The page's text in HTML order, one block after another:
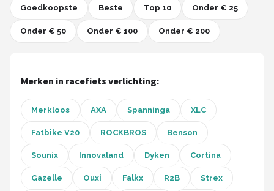
Fietsroutes
Stadsfietsen
Elektrische fietsen
Mountainbikes
Shop
Goedkoopste Beste Top 10 Onder € 25
Onder € 50 Onder € 100 Onder € 200
Merken in racefiets verlichting:
Merkloos AXA Spanninga XLC
Fatbike V20 ROCKBROS Benson
Sounix Innovaland Dyken Cortina
Gazelle Ouxi Falkx R2B Strex